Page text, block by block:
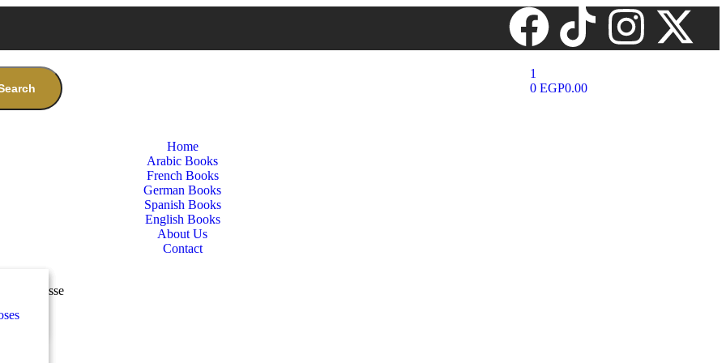
1
0 EGP0.00
Home
Arabic Books
French Books
German Books
Spanish Books
English Books
About Us
Contact
1. Klasse